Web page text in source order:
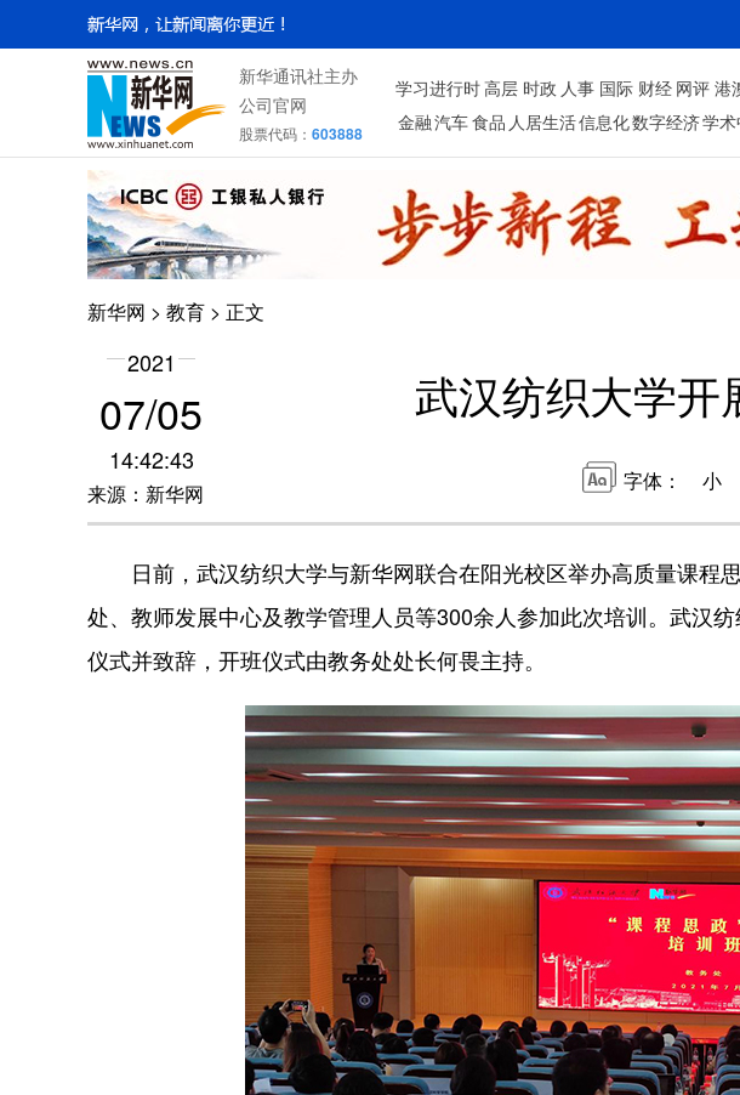
新华通讯社主办
公司官网
股票代码： 603888
学习进行时高层 时政 人事 国际 财经 网评 港
金融汽车食品 人居生活信息化数字经济学
新华网 > 教育 > 正文
2021
07/05
14:42:43
来源：新华网
武汉纺织大学开
字体： 小
日前，武汉纺织大学与新华网联合在阳光校区举办高质量课程
处、教师发展中心及教学管理人员等300余人参加此次培训。武汉
仪式并致辞，开班仪式由教务处处长何畏主持。